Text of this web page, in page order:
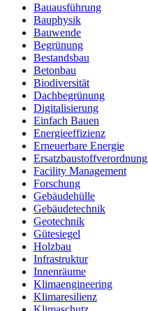
Bauausführung
Bauphysik
Bauwende
Begrünung
Bestandsbau
Betonbau
Biodiversität
Dachbegrünung
Digitalisierung
Einfach Bauen
Energieeffizienz
Erneuerbare Energie
Ersatzbaustoffverordnung
Facility Management
Forschung
Gebäudehülle
Gebäudetechnik
Geotechnik
Gütesiegel
Holzbau
Infrastruktur
Innenräume
Klimaengineering
Klimaresilienz